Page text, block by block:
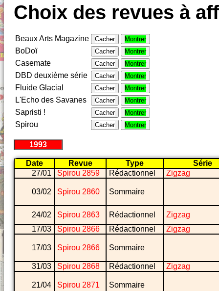
Choix des revues à
Beaux Arts Magazine Cacher Montrer
BoDoï Cacher Montrer
Casemate Cacher Montrer
DBD deuxième série Cacher Montrer
Fluide Glacial Cacher Montrer
L'Echo des Savanes Cacher Montrer
Sapristi ! Cacher Montrer
Spirou Cacher Montrer
1993
Date Revue Type
Série
27/01
Spirou 2859 Rédactionnel Zigzag
03/02 Spirou 2860 Sommaire
24/02 Spirou 2863 Rédactionnel
Zigzag
17/03
Spirou 2866 Rédactionnel Zigzag
17/03 Spirou 2866 Sommaire
31/03 Spirou 2868 Rédactionnel Zigzag
21/04 Spirou 2871 Sommaire